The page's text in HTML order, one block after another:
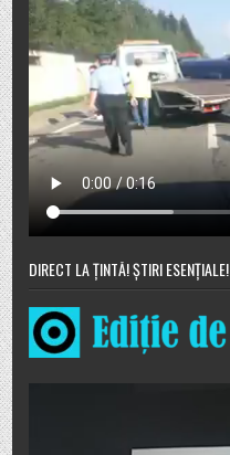
DIRECT LA ȚINTĂ! ȘTIRI ESENȚIALE!